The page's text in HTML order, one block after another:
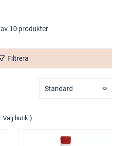
av 10 produkter
Filtrera
Standard
Välj butik )